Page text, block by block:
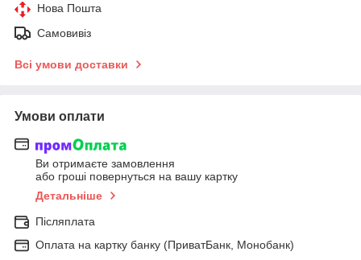
Нова Пошта
Самовивіз
Всі умови доставки
Умови оплати
Ви отримаєте замовлення
або гроші повернуться на вашу картку
Детальніше
Післяплата
Оплата на картку банку (ПриватБанк, Монобанк)